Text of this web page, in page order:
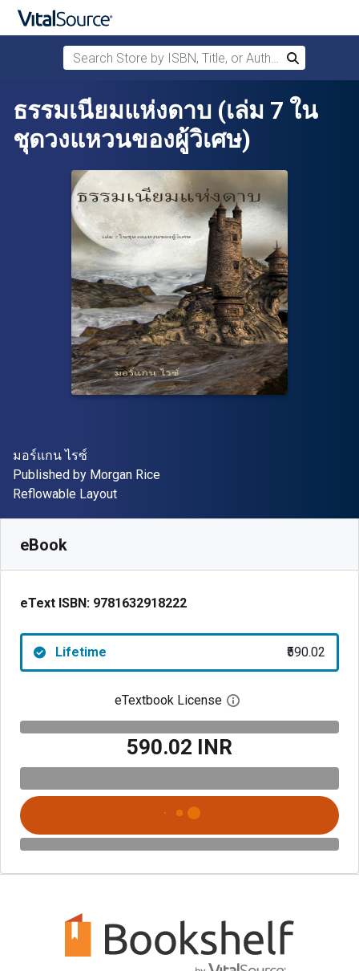
Skip to main content
Search Store by ISBN, Title, or Author
Search
ธรรมเนียมแห่งดาบ (เล่ม 7 ใน
ชุดวงแหวนของผู้วิเศษ)
Author(s)
มอร์แกน ไรซ์
Publisher
Published by Morgan Rice
Format
Reflowable Layout
eBook
eText ISBN: 9781632918222
Lifetime ₹590.02
eTextbook License Open digital license
₹590.02 INR